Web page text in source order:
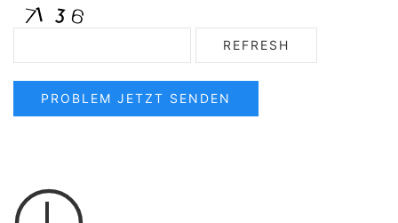
REFRESH
PROBLEM JETZT SENDEN